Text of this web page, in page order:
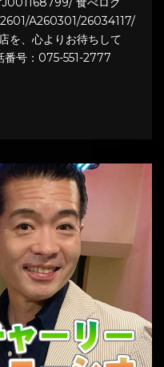
A260301/26034117/
を、心よりお待ちして
番号：075-551-2777